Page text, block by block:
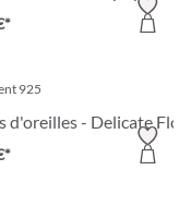
Spring
925
d'oreilles - Delicate